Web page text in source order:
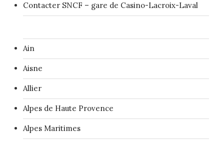
Contacter SNCF – gare de Casino-Lacroix-Laval
Ain
Aisne
Allier
Alpes de Haute Provence
Alpes Maritimes